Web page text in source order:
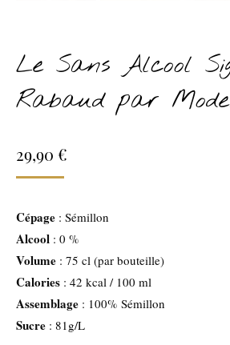
Le Sans Alcool
Rabaud par
29,90 €
Cépage : Sémillon
Alcool : 0 %
Volume : 75 cl (par bouteille)
Calories : 42 kcal / 100 ml
Assemblage : 100% Sémillon
Sucre : 81g/L